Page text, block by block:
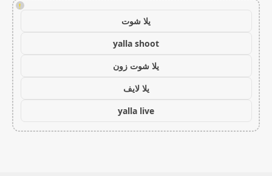
!
يلا شوت
yalla shoot
يلا شوت زون
يلا لايف
yalla live